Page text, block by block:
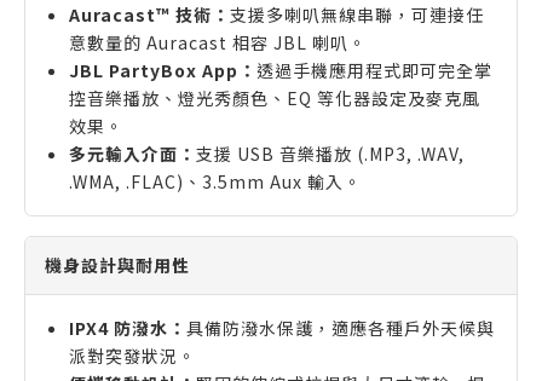
Auracast™ 技術： 支援多喇叭無線串聯，可連接任
意數量的 Auracast 相容 JBL 喇叭。
JBL PartyBox App： 透過手機應用程式即可完全掌
控音樂播放、燈光秀顏色、EQ 等化器設定及麥克風
效果。
多元輸入介面： 支援 USB 音樂播放 (.MP3, .WAV,
.WMA, .FLAC)、3.5mm Aux 輸入。
機身設計與耐用性
IPX4 防潑水： 具備防潑水保護，適應各種戶外天候與
派對突發狀況。